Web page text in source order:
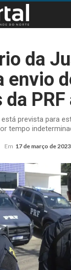
da
envio
PRF
prevista para
tempo
Em 17 de março de